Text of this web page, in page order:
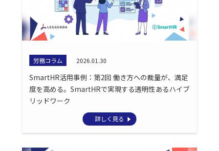
労務コラム 2026.01.30
SmartHR活用事例：第2回 働き方への裁量が、満足
度を高める。SmartHRで実現する透明性あるハイブ
リッドワーク
詳しく見る